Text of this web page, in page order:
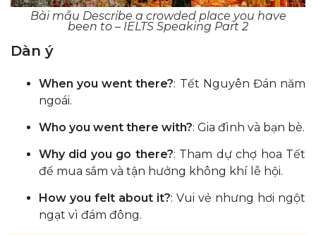
Bài mẫu Describe a crowded place you have
been to – IELTS Speaking Part 2
Dàn ý
When you went there?: Tết Nguyên Đán năm
ngoái.
Who you went there with?: Gia đình và bạn bè.
Why did you go there?: Tham dự chợ hoa Tết
để mua sắm và tận hưởng không khí lễ hội.
How you felt about it?: Vui vẻ nhưng hơi ngột
ngạt vì đám đông.